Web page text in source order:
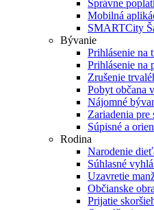
Správne
Mobilná
SMARTCity
Bývanie
Prihlásenie na
Prihlásenie na
Zrušenie
Pobyt občana
Nájomné
Zariadenia pre
Súpisné a
Rodina
Narodenie
Súhlasné
Uzavretie
Občianske
Prijatie